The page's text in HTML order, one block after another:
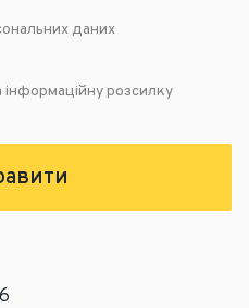
даних
розсилку